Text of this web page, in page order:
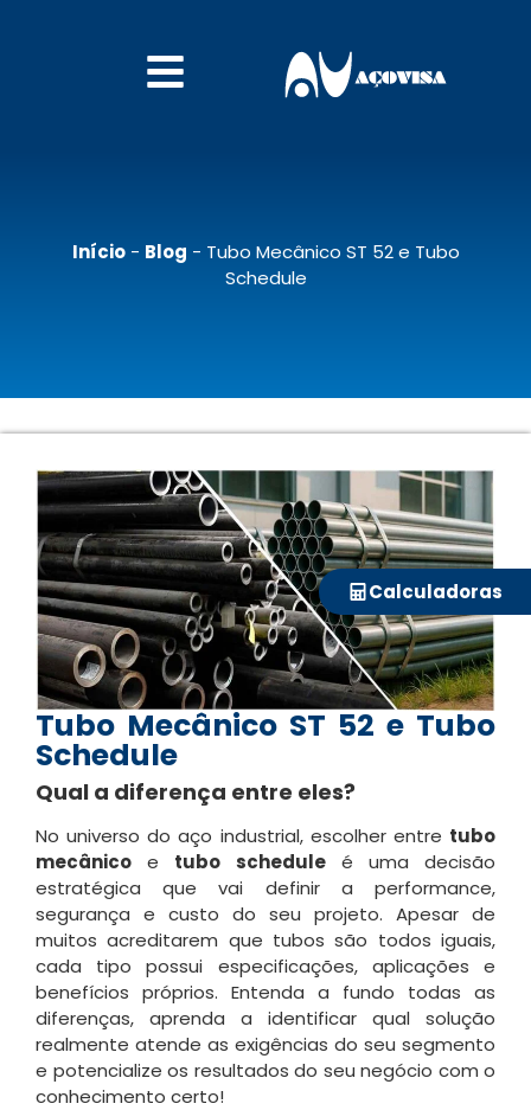
Início- Blog - Tubo Mecânico ST 52 e Tubo
Schedule
Tubo Mecânico ST 52 e Tubo
Schedule
Qual a diferença entre eles?
No universo do aço industrial, escolher entre tubo
mecânico e tubo scheduleé uma decisão
estratégica que vai definir a performance,
segurança e custo do seu projeto. Apesar de
muitos acreditarem que tubos são todos iguais,
cada tipo possui especificações, aplicações e
benefícios próprios. Entenda a fundo todas as
diferenças, aprenda a identificar qual solução
realmente atende as exigências do seu segmento
e potencialize os resultados do seu negócio com o
conhecimento certo!
Calculadoras